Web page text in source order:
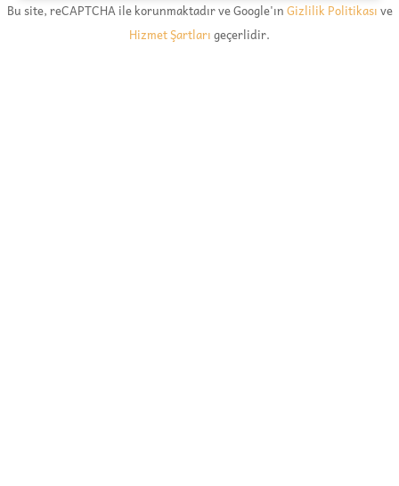
Bu site, reCAPTCHA ile korunmaktadır ve Google'ınGizlilik Politikasıve
Hizmet Şartlarıgeçerlidir.